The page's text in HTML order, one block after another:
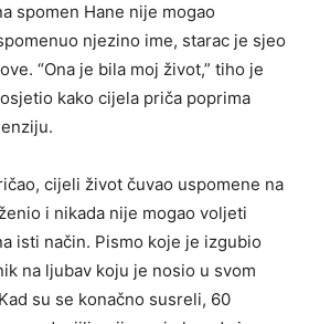
spomen Hane nije mogao
njezino ime, starac je sjeo
“Ona je bila moj život,” tiho je
kako cijela priča poprima
cijeli život čuvao uspomene na
i nikada nije mogao voljeti
isti način. Pismo koje je izgubio
na ljubav koju je nosio u svom
su se konačno susreli, 60